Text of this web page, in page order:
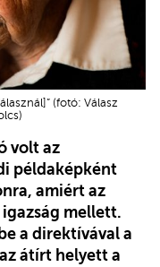
(fotó: Válasz
volt az
példaképként
amiért az
mellett.
a direktívával a
átírt helyett a